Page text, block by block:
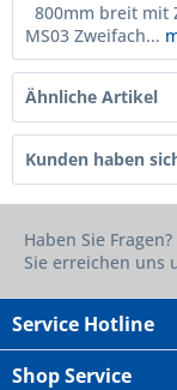
800mm breit mit
MS03 Zweifach...
Ähnliche Artikel
Kunden haben
Haben Sie
Sie erreichen uns
Service Hotline
Shop Service